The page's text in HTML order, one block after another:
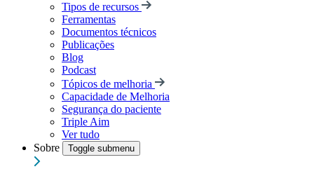
Tipos de recursos
Ferramentas
Documentos técnicos
Publicações
Blog
Podcast
Tópicos de melhoria
Capacidade de Melhoria
Segurança do paciente
Triple Aim
Ver tudo
Sobre
Toggle submenu